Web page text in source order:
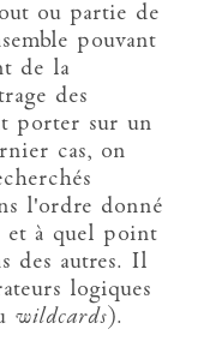
ou partie de
pouvant
de la
des
porter sur un
cas, on
l'ordre donné
et à quel point
des autres. Il
logiques
wildcards).